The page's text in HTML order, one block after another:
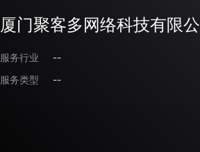
厦门聚客多网络科技有限
服务行业
--
服务类型
--